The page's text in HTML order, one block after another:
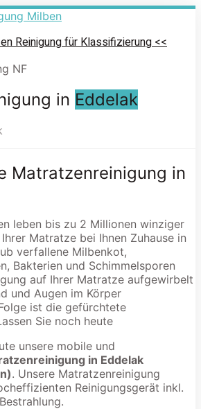
Reinigung für Klassifizierung <<
in Eddelak
Matratzenreinigung in
leben bis zu 2 Millionen winziger
Matratze bei Ihnen Zuhause in
verfallene Milbenkot,
Bakterien und Schimmelsporen
auf Ihrer Matratze aufgewirbelt
und Augen im Körper
ist die gefürchtete
Sie noch heute
unsere mobile und
in Eddelak
. Unsere Matratzenreinigung
Reinigungsgerät inkl.